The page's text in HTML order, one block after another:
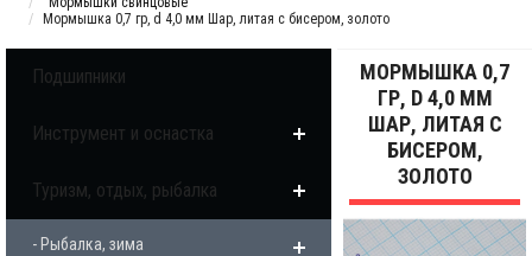
Мормышка 0,7 гр, d 4,0 мм Шар, литая с бисером, золото
Подшипники
Инструмент и оснастка
Туризм, отдых, рыбалка
- Рыбалка, зима
МОРМЫШКА 0,7
ГР, D 4,0 ММ
ШАР, ЛИТАЯ С
БИСЕРОМ,
ЗОЛОТО